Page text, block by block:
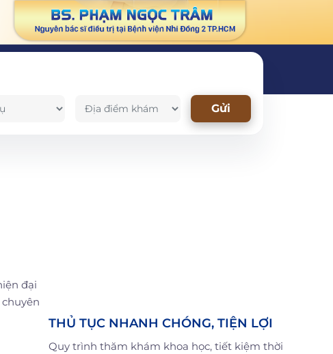
Gửi
đại
THỦ TỤC NHANH CHÓNG, TIỆN LỢI
Quy trình thăm khám khoa học, tiết kiệm thời